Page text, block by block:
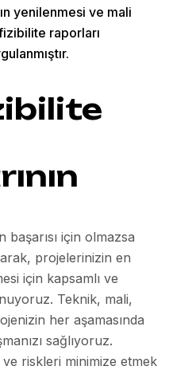
yenilenmesi ve mali
raporları
için olmazsa
projelerinizin en
için kapsamlı ve
Teknik, mali,
her aşamasında
sağlıyoruz.
ve riskleri minimize etmek